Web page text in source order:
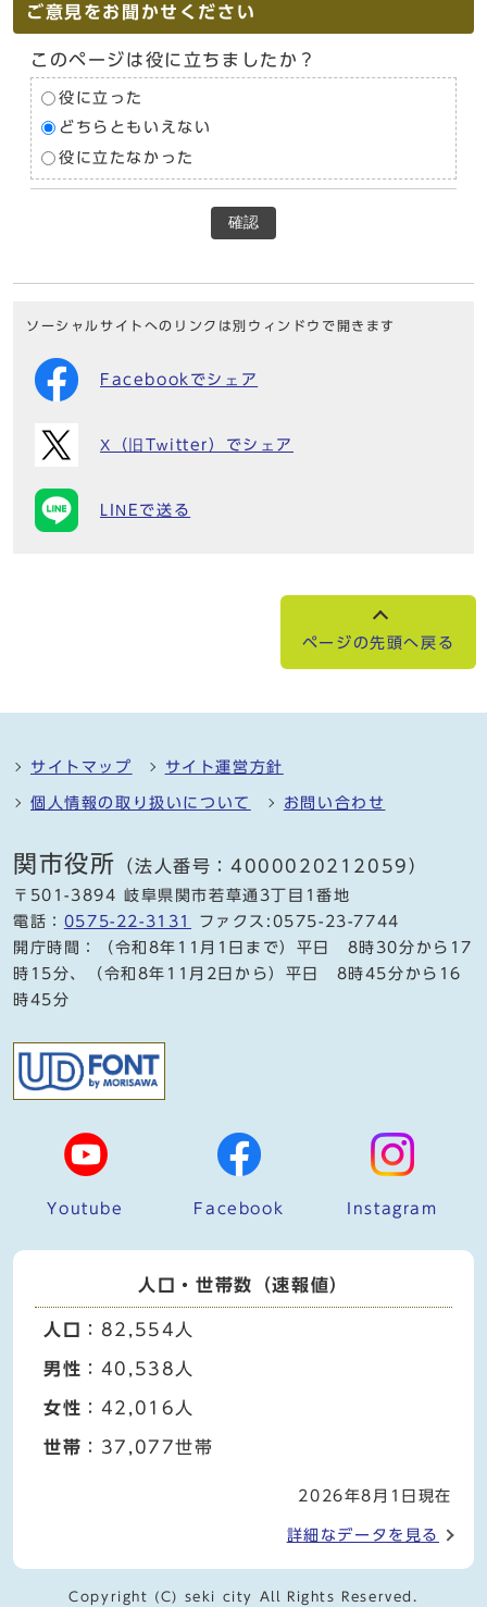
ご意見をお聞かせください
このページは役に立ちましたか？
役に立った
どちらともいえない
役に立たなかった
確認
ソーシャルサイトへのリンクは別ウィンドウで開きます
Facebookでシェア
X（旧Twitter）でシェア
LINEで送る
ページの先頭へ戻る
サイトマップ サイト運営方針
個人情報の取り扱いについて お問い合わせ
関市役所 （法人番号：4000020212059）
〒501-3894 岐阜県関市若草通3丁目1番地
電話： 0575-22-3131
ファクス:0575-23-7744
開庁時間：（令和8年11月1日まで）平日 8時30分から17
時15分、（令和8年11月2日から）平日 8時45分から16
時45分
Youtube Facebook Instagram
人口・世帯数（速報値）
人口 ：82,554人
男性 ：40,538人
女性 ：42,016人
世帯 ：37,077世帯
2026年8月1日現在
詳細なデータを見る
Copyright (C) seki city All Rights Reserved.